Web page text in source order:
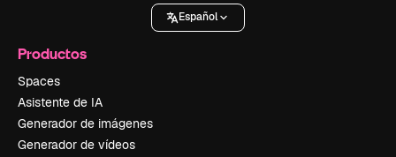
Español
Productos
Spaces
Asistente de IA
Generador de imágenes
Generador de vídeos